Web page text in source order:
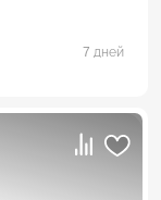
7 дней